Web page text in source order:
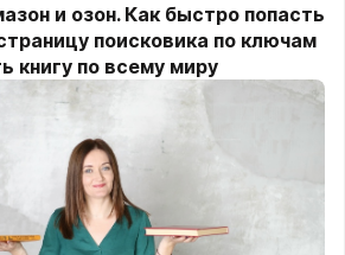
и озон. Как быстро попасть
поисковика по ключам
книгу по всему миру